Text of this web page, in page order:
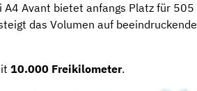
A4 Avant bietet anfangs Platz für 505
das Volumen auf beeindruckende
10.000 Freikilometer.